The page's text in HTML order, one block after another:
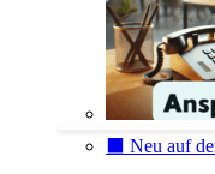
⬛️ Neu auf